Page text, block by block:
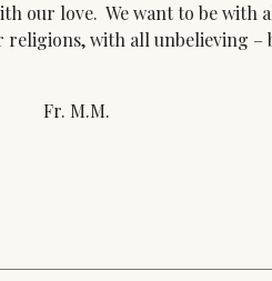
our love. We want to be
with all unbelieving –